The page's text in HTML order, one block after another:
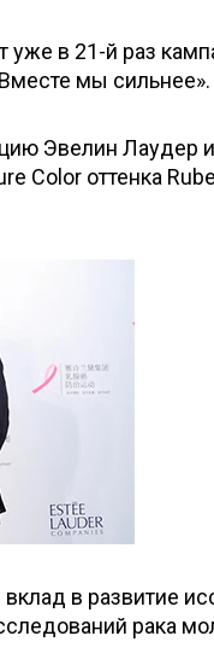
уже в 21-й раз
мы сильнее».
Эвелин Лаудер
Color оттенка
в развитие
рака